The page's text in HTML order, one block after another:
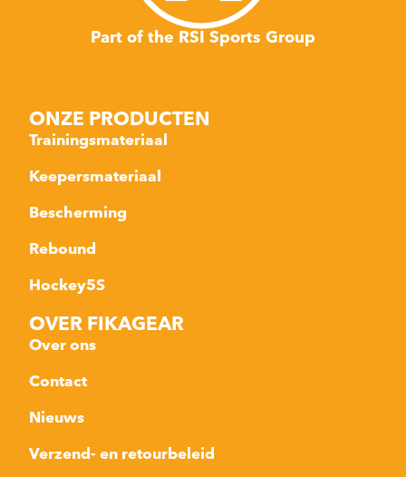
Part of the RSI Sports Group
ONZE PRODUCTEN
Trainingsmateriaal
Keepersmateriaal
Bescherming
Rebound
Hockey5S
OVER FIKAGEAR
Over ons
Contact
Nieuws
Verzend- en retourbeleid